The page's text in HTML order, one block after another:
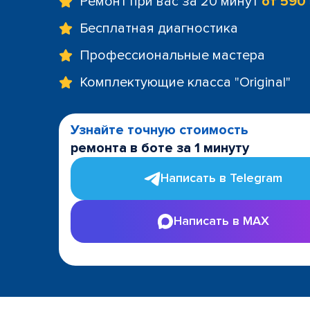
Бесплатная диагностика
Профессиональные мастера
Комплектующие класса "Original"
Узнайте точную стоимость
ремонта в боте за 1 минуту
Написать в Telegram
Написать в MAX